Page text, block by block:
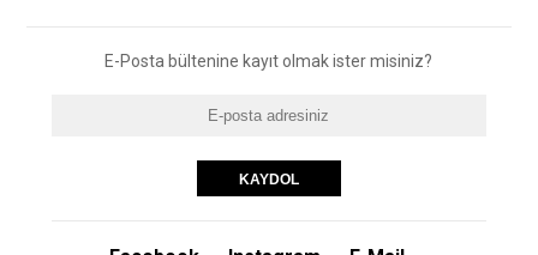
E-Posta bültenine kayıt olmak ister misiniz?